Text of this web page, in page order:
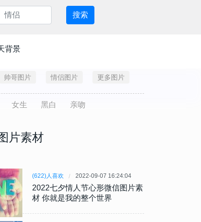
搜索
背景
帅哥图片 情侣图片 更多图片
女生 黑白 亲吻
片素材
(622)人喜欢 2022-09-07 16:24:04
2022七夕情人节心形微信图片素
材 你就是我的整个世界